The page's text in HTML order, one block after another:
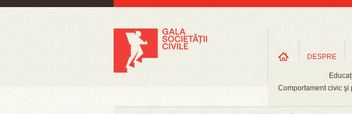
DESPRE
Comportament civic şi